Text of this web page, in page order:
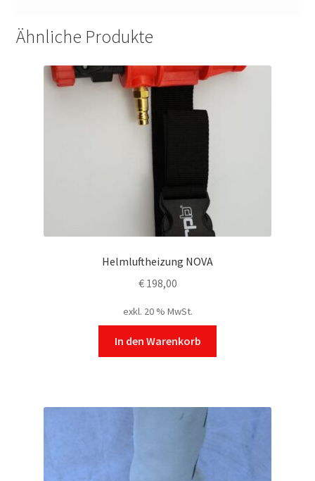
Ähnliche Produkte
Helmluftheizung NOVA
€198,00
exkl. 20 % MwSt.
In den Warenkorb